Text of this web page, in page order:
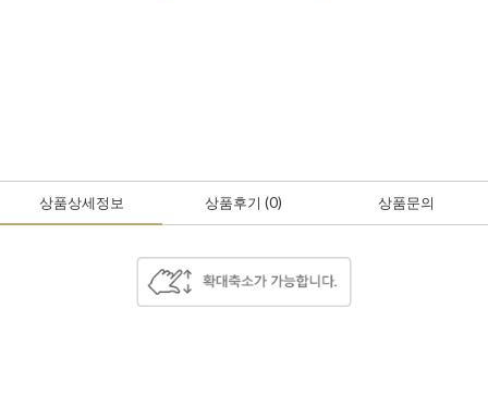
상품상세정보 상품후기 (0) 상품문의